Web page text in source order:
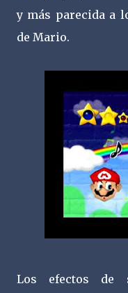
y más parecida a
de Mario.
Los efectos de